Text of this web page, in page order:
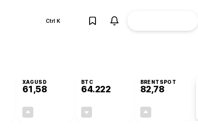
Ctrl K
XAGUSD
61,58
BTC
64.222
BRENTSPOT
82,78